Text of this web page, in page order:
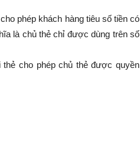
phép khách hàng tiêu số tiền có
là chủ thẻ chỉ được dùng trên số
thẻ cho phép chủ thẻ được quyền